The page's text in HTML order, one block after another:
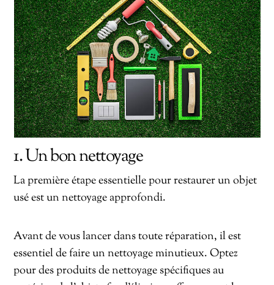
1. Un bon nettoyage
La première étape essentielle pour restaurer un objet
usé est un nettoyage approfondi.
Avant de vous lancer dans toute réparation, il est
essentiel de faire un nettoyage minutieux. Optez
pour des produits de nettoyage spécifiques au